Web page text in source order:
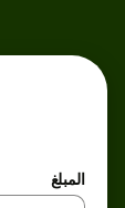
المبلغ